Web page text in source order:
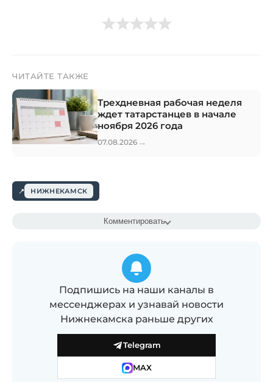
ЧИТАЙТЕ ТАКЖЕ
Трехдневная рабочая неделя
ждет татарстанцев в начале
ноября 2026 года
07.08.2026 →
НИЖНЕКАМСК
Комментировать
Подпишись на наши каналы в
мессенджерах и узнавай новости
Нижнекамска раньше других
Telegram
MAX